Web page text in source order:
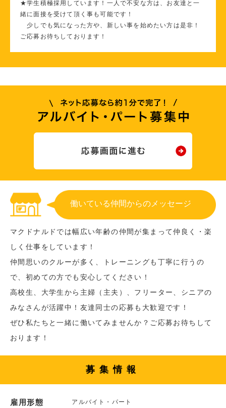
★学生積極採用しています！一人で不安な方は、お友達と一
緒に面接を受けて頂く事も可能です！
少しでも気になった方や、新しい事を始めたい方は是非！
ご応募お待ちしております！
働いている仲間からのメッセージ
マクドナルドでは幅広い年齢の仲間が集まって仲良く・楽
しく仕事をしています！
仲間思いのクルーが多く、トレーニングも丁寧に行うの
で、初めての方でも安心してください！
高校生、大学生から主婦（主夫）、フリーター、シニアの
みなさんが活躍中！友達同士の応募も大歓迎です！
ぜひ私たちと一緒に働いてみませんか？ご応募お待ちして
おります！
募集情報
雇用形態 アルバイト・パート